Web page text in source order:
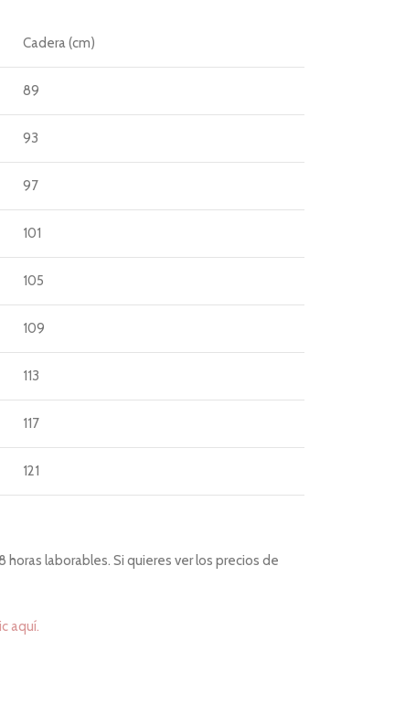
Cadera (cm)
89
93
97
101
105
109
113
117
121
laborables. Si quieres ver los precios de
aquí.